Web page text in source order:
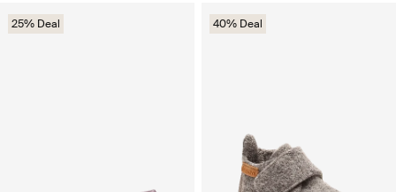
25% Deal 40% Deal